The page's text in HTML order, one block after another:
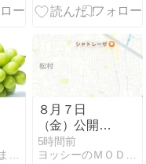
リームソース
チャミのおやつまとめ
８月７日
（金）公開交
通指導取締り
情報＠北陸三
5時間前
ヨッシーのＭＯＤＥＮＡな日々